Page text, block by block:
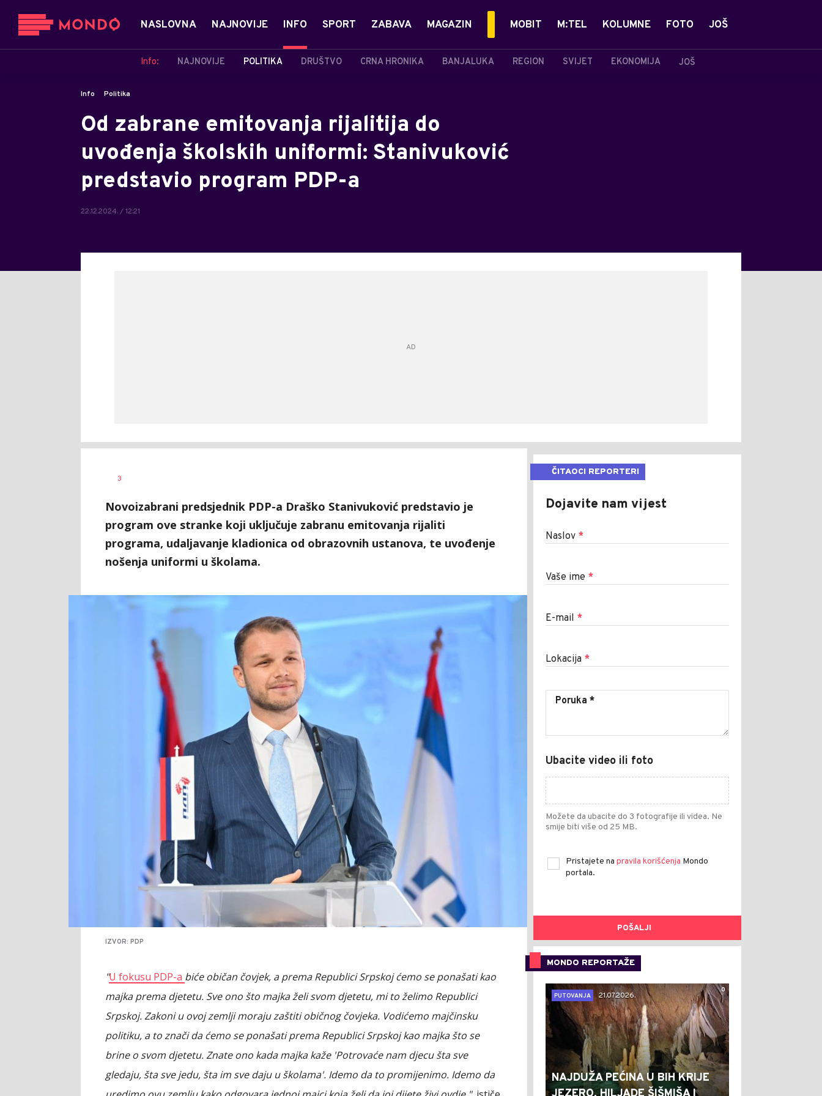
NASLOVNA NAJNOVIJE INFO
Info: NAJNOVIJE POLITIKA DRUŠTVO CRNA HRONIKA BANJALUKA REGION SVIJET EKONOMIJA JOŠ
SPORT ZABAVA MAGAZIN MOBIT M:TEL KOLUMNE FOTO JOŠ
Info Politika
Od zabrane emitovanja rijalitija do
uvođenja školskih uniformi: Stanivuković
predstavio program PDP-a
22.12.2024. / 12:21
AUTOR
3
Novoizabrani predsjednik PDP-a Draško Stanivuković predstavio je
program ove stranke koji uključuje zabranu emitovanja rijaliti
programa, udaljavanje kladionica od obrazovnih ustanova, te uvođenje
nošenja uniformi u školama.
IZVOR: PDP
"U fokusu PDP-a biće običan čovjek, a prema Republici Srpskoj ćemo se ponašati kao
majka prema djetetu. Sve ono što majka želi svom djetetu, mi to želimo Republici
Srpskoj. Zakoni u ovoj zemlji moraju zaštiti običnog čovjeka. Vodićemo majčinsku
politiku, a to znači da ćemo se ponašati prema Republici Srpskoj kao majka što se
brine o svom djetetu. Znate ono kada majka kaže 'Potrovaće nam djecu šta sve
gledaju, šta sve jedu, šta im sve daju u školama'. Idemo da to promijenimo. Idemo da
ČITAOCI REPORTERI
Dojavite nam vijest
Naslov *
Vaše ime *
E-mail *
Lokacija *
Ubacite video ili foto
Možete da ubacite do 3 fotografije ili videa. Ne
smije biti više od 25 MB.
Pristajete na pravila korišćenja Mondo
portala.
POŠALJI
MONDO REPORTAŽE
0
PUTOVANJA
21.07.2026.
NAJDUŽA PEĆINA U BIH KRIJE